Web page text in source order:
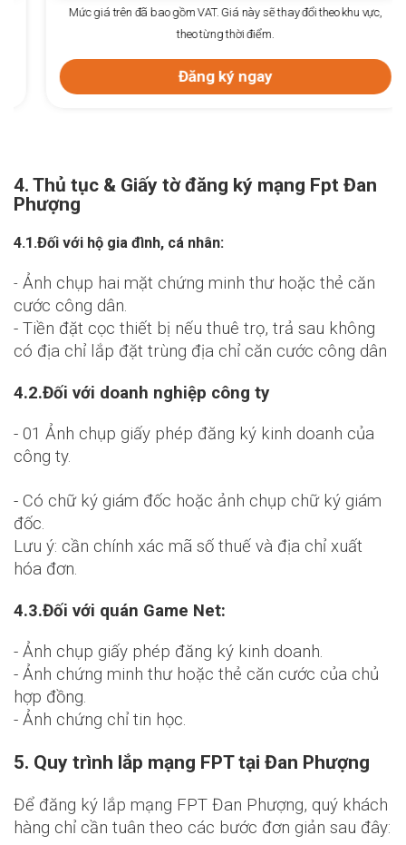
Mức giá trên đã bao gồm VAT. Giá này sẽ thay đổi theo khu vực,
theo từng thời điểm.
Đăng ký ngay
4. Thủ tục & Giấy tờ đăng ký mạng Fpt Đan
Phượng
4.1.Đối với hộ gia đình, cá nhân:
- Ảnh chụp hai mặt chứng minh thư hoặc thẻ căn
cước công dân.
- Tiền đặt cọc thiết bị nếu thuê trọ, trả sau không
có địa chỉ lắp đặt trùng địa chỉ căn cước công dân
4.2.Đối với doanh nghiệp công ty
- 01 Ảnh chụp giấy phép đăng ký kinh doanh của
công ty.
- Có chữ ký giám đốc hoặc ảnh chụp chữ ký giám
đốc.
Lưu ý: cần chính xác mã số thuế và địa chỉ xuất
hóa đơn.
4.3.Đối với quán Game Net:
- Ảnh chụp giấy phép đăng ký kinh doanh.
- Ảnh chứng minh thư hoặc thẻ căn cước của chủ
hợp đồng.
- Ảnh chứng chỉ tin học.
5. Quy trình lắp mạng FPT tại Đan Phượng
Để đăng ký lắp mạng FPT Đan Phượng, quý khách
hàng chỉ cần tuân theo các bước đơn giản sau đây:
ĐĂNG KÝ NHẬN TƯ VẤN MIỄN